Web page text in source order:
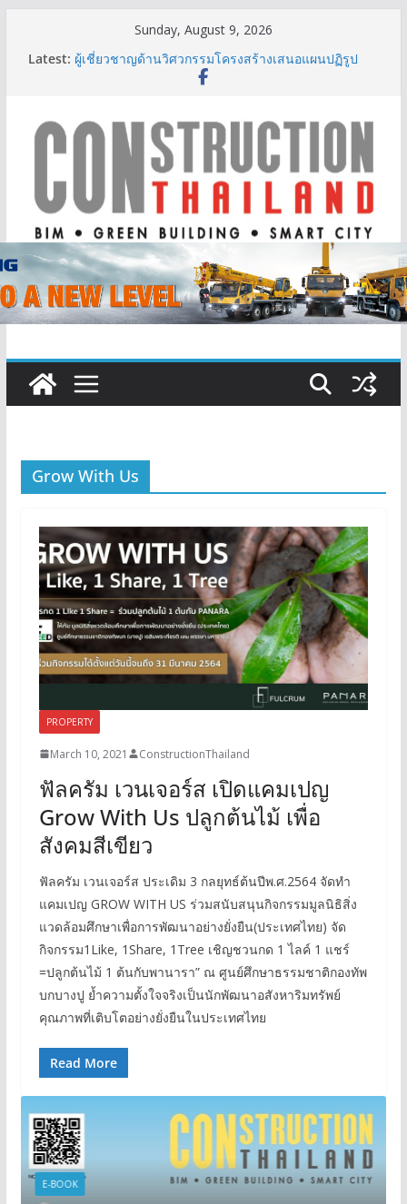
Sunday, August 9, 2026
Latest: ผู้เชี่ยวชาญด้านวิศวกรรมโครงสร้างเสนอแผนปฏิรูป
มาตรฐานตั้งแต่การออกแบบถึงการตรวจสอบอาคารไทย
เติบโต 377% ชี้ดีมานด์ภูเก็ตยังแกร่ง
BCT Expo 2026 ชูแนวคิด “Empowering Net Zero in
Construction & Mining” ขับเคลื่อนอุตสาหกรรม
ก่อสร้างและเหมืองแร่สู่สังคมคาร์บอนต่ำอย่างยั่งยืน
ลลิล พร็อพเพอร์ตี้ ก้าวสู่ปีที่ 40 ยึดลูกค้าเป็นศูนย์กลาง
IHG Hotels & Resorts เปิดตัว ฮอลิเดย์ อินน์ เอ็กซ์เพรส
อ่าวนางแห่งแรกในกระบี่
Grow With Us
PROPERTY
March 10, 2021 ConstructionThailand
ฟัลครัม เวนเจอร์ส เปิดแคมเปญ
Grow With Us ปลูกต้นไม้ เพื่อ
สังคมสีเขียว
ฟัลครัม เวนเจอร์ส ประเดิม 3 กลยุทธ์ต้นปีพ.ศ.2564 จัดทำ
แคมเปญ GROW WITH US ร่วมสนับสนุนกิจกรรมมูลนิธิสิ่ง
แวดล้อมศึกษาเพื่อการพัฒนาอย่างยั่งยืน(ประเทศไทย) จัด
กิจกรรม1Like, 1Share, 1Tree เชิญชวนกด 1 ไลค์ 1 แชร์
=ปลูกต้นไม้ 1 ต้นกับพานารา” ณ ศูนย์ศึกษาธรรมชาติกองทัพ
บกบางปู ย้ำความตั้งใจจริงเป็นนักพัฒนาอสังหาริมทรัพย์
คุณภาพที่เติบโตอย่างยั่งยืนในประเทศไทย
Read More
E-BOOK